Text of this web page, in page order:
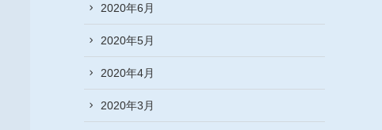
2020年6月
2020年5月
2020年4月
2020年3月